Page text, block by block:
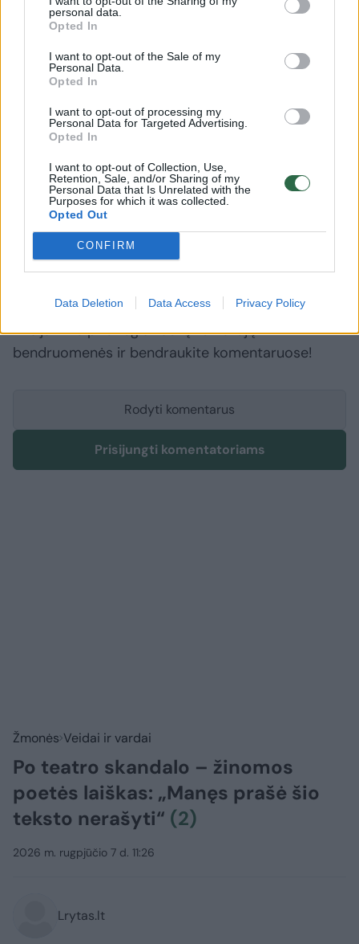
personal data.
Opted In
I want to opt-out of the Sale of my
Personal Data.
Opted In
I want to opt-out of processing my
Personal Data for Targeted Advertising.
Opted In
I want to opt-out of Collection, Use,
Retention, Sale, and/or Sharing of my
Personal Data that Is Unrelated with the
Purposes for which it was collected.
Opted Out
CONFIRM
Data Deletion Data Access Privacy Policy
A post shared by Kristina Meseguer (@kristina_meseguer)
Kristina Meseguer mylimasis
Komentuoti po šiuo straipsniu
Komentuoti gali tik Lrytas registruoti vartotojai.
Prisijunkite prie registruotų vartotojų
bendruomenės ir bendraukite komentaruose!
Rodyti komentarus
Prisijungti komentatoriams
Žmonės Veidai ir vardai
Po teatro skandalo – žinomos
poetės laiškas: „Manęs prašė šio
teksto nerašyti“ (2)
2026 m. rugpjūčio 7 d. 11:26
Lrytas.lt